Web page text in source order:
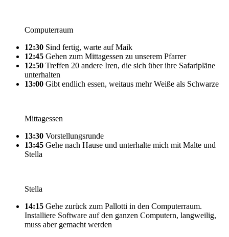
Computerraum
12:30 Sind fertig, warte auf Maik
12:45 Gehen zum Mittagessen zu unserem Pfarrer
12:50 Treffen 20 andere Iren, die sich über ihre Safaripläne
unterhalten
13:00 Gibt endlich essen, weitaus mehr Weiße als Schwarze
Mittagessen
13:30 Vorstellungsrunde
13:45 Gehe nach Hause und unterhalte mich mit Malte und
Stella
Stella
14:15 Gehe zurück zum Pallotti in den Computerraum.
Installiere Software auf den ganzen Computern, langweilig,
muss aber gemacht werden